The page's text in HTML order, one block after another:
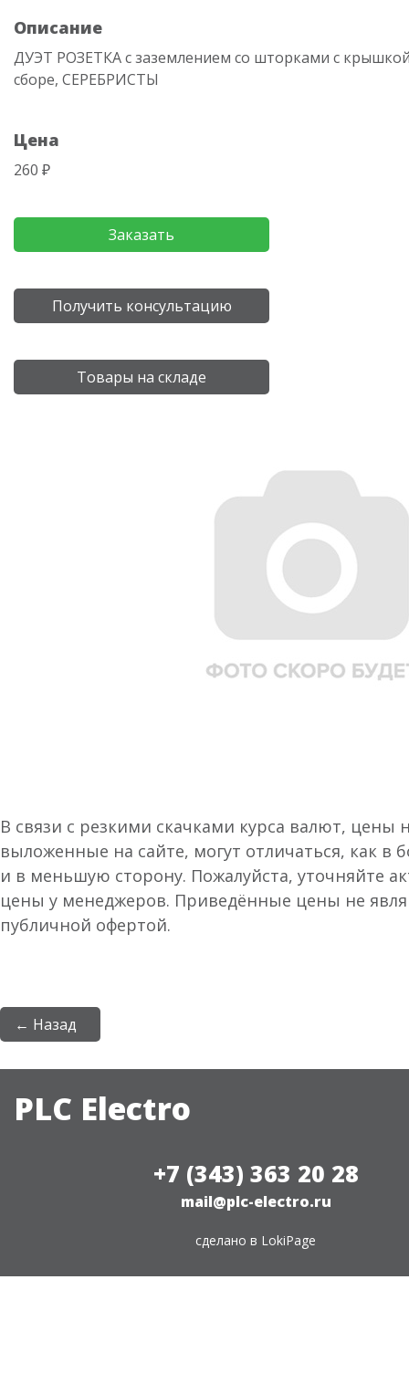
Описание
ДУЭТ РОЗЕТКА с заземлением со шторками с
сборе, СЕРЕБРИСТЫ
Цена
260 ₽
Заказать
Получить консультацию
Товары на складе
В связи с резкими скачками курса валют, цены
выложенные на сайте, могут отличаться, как в
и в меньшую сторону. Пожалуйста, уточняйте
цены у менеджеров. Приведённые цены не
публичной офертой.
← Назад
PLC Electro
+7 (343) 363 20 28
mail@plc-electro.ru
сделано в LokiPage